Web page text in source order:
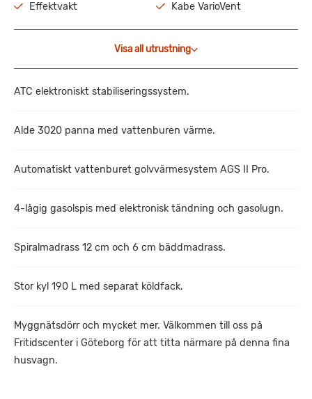
Effektvakt
Kabe VarioVent
Visa all utrustning
ATC elektroniskt stabiliseringssystem.
Alde 3020 panna med vattenburen värme.
Automatiskt vattenburet golvvärmesystem AGS II Pro.
4-lågig gasolspis med elektronisk tändning och gasolugn.
Spiralmadrass 12 cm och 6 cm bäddmadrass.
Stor kyl 190 L med separat köldfack.
Myggnätsdörr och mycket mer. Välkommen till oss på
Fritidscenter i Göteborg för att titta närmare på denna fina
husvagn.